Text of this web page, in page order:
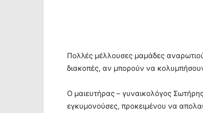
Πολλές μέλλουσες μαμάδες
διακοπές, αν μπορούν να
Ο μαιευτήρας – γυναικολόγος
εγκυμονούσες, προκειμένου να